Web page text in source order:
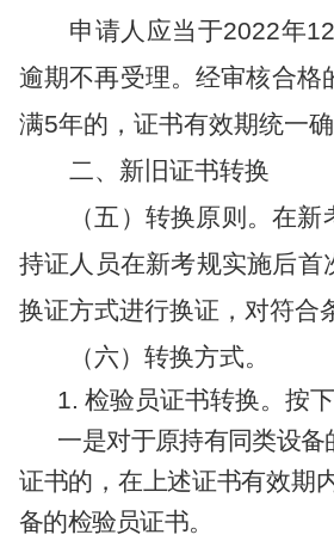
申请人应当于2022年12
逾期不再受理。经审核合格
满5年的， 证书有效期统一
二、新旧证书转换
（五 ）转换原则 。在新
持证人员在新考规实施后首
换证方式进行换证 ， 对符合
（六）转换方式。
1. 检验员证书转换。 按
一是对于原持有同类设备
证书的，在上述证书有效期
备的检验员证书。